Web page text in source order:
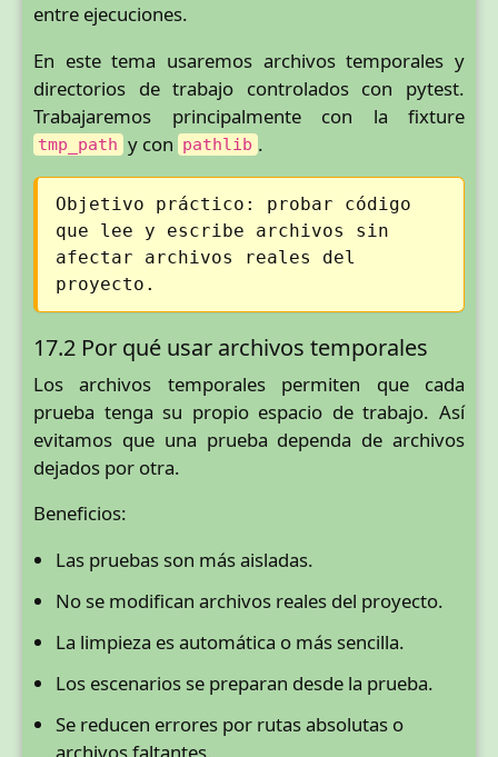
entre ejecuciones.
En este tema usaremos archivos temporales y
directorios de trabajo controlados con pytest.
Trabajaremos principalmente con la fixture
tmp_path y con pathlib .
Objetivo práctico: probar código
que lee y escribe archivos sin
afectar archivos reales del
proyecto.
17.2 Por qué usar archivos temporales
Los archivos temporales permiten que cada
prueba tenga su propio espacio de trabajo. Así
evitamos que una prueba dependa de archivos
dejados por otra.
Beneficios:
Las pruebas son más aisladas.
No se modifican archivos reales del proyecto.
La limpieza es automática o más sencilla.
Los escenarios se preparan desde la prueba.
Se reducen errores por rutas absolutas o